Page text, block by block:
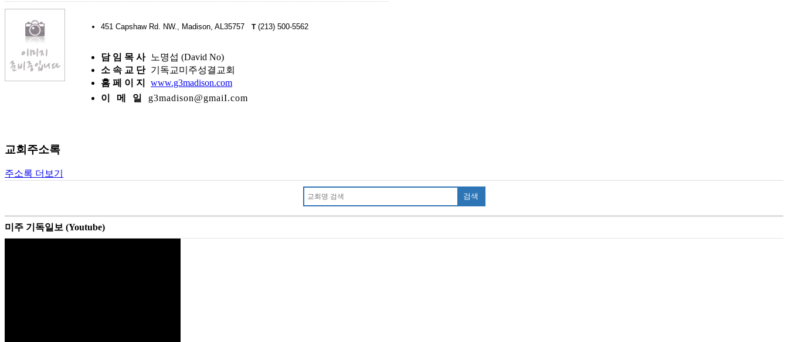
451 Capshaw Rd. NW., Madison, AL35757 T(213) 500-5562
담 임 목 사
노명섭 (David No)
소 속 교 단 기독교미주성결교회
홈 페 이 지
www.g3madison.com
이 메 일
g3madison@gmaiI.com
교회주소록
주소록 더보기
검색
미주 기독일보 (Youtube)